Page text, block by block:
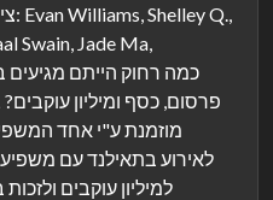
Swain, Jade Ma,
פרסום, כסף ומיליון
מוזמנת ע"י אחד
לאירוע בתאילנד עם
למיליון עוקבים